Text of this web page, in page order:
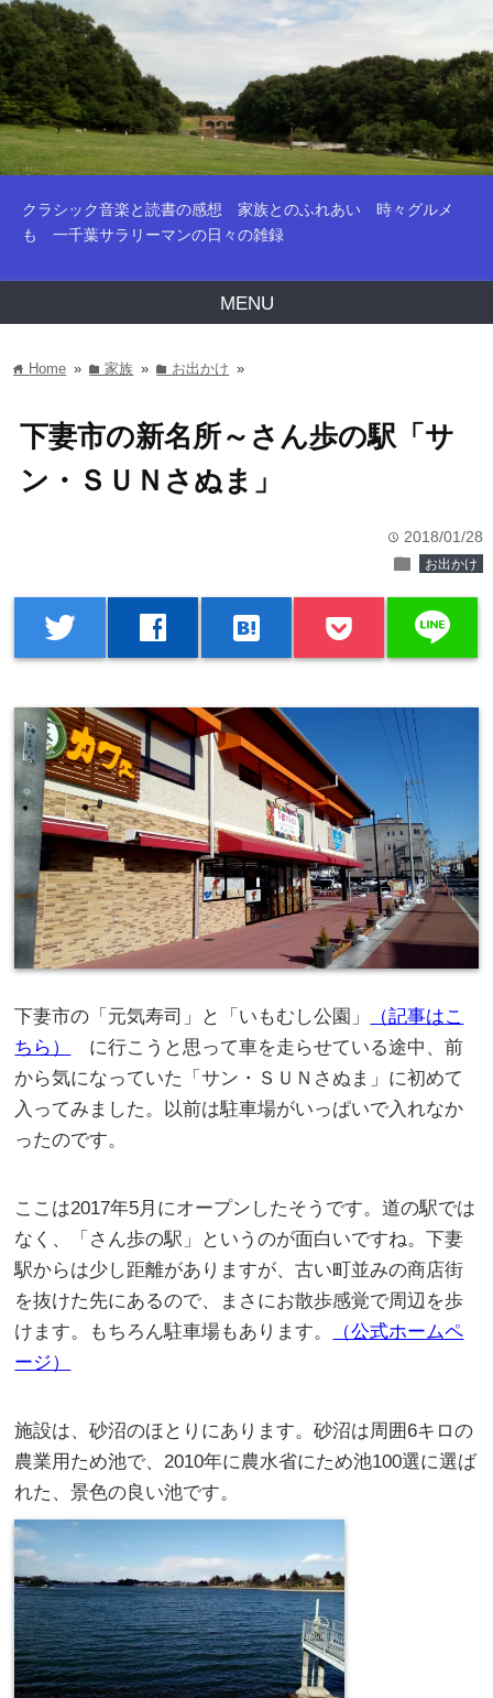
クラシック音楽と読書の感想 家族とのふれあい 時々グルメ
も 一千葉サラリーマンの日々の雑録
MENU
home Home » folder家族 » folder お出かけ »
下妻市の新名所～さん歩の駅「サ
ン・ＳＵＮさぬま」
time 2018/01/28
folder お出かけ
twitter facebook hatenabookmark line
下妻市の「元気寿司」と「いもむし公園」
（記事はこ
ちら）
に行こうと思って車を走らせている途中、前
から気になっていた「サン・ＳＵＮさぬま」に初めて
入ってみました。以前は駐車場がいっぱいで入れなか
ったのです。
ここは2017年5月にオープンしたそうです。道の駅では
なく、「さん歩の駅」というのが面白いですね。下妻
駅からは少し距離がありますが、古い町並みの商店街
を抜けた先にあるので、まさにお散歩感覚で周辺を歩
けます。もちろん駐車場もあります。
（公式ホームペ
ージ）
施設は、砂沼のほとりにあります。砂沼は周囲6キロの
農業用ため池で、2010年に農水省にため池100選に選ば
れた、景色の良い池です。